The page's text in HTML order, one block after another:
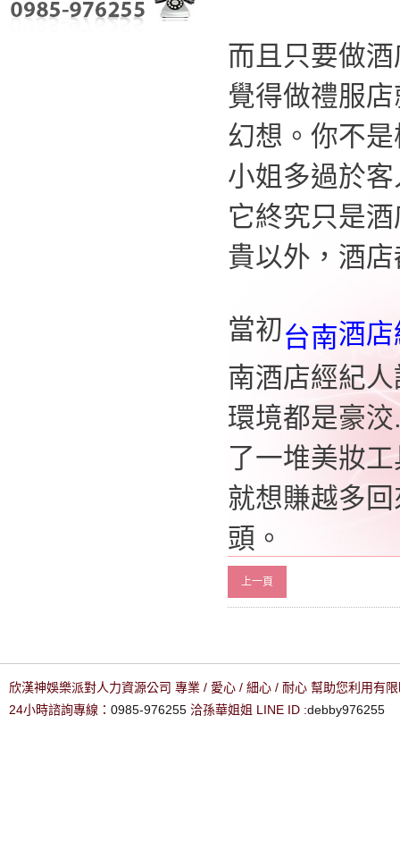
而且只要做
覺得做禮服
幻想。你不
小姐多過於
它終究只是
貴以外，酒
當初台南酒
南酒店經紀人
環境都是豪
了一堆美妝
就想賺越多
頭。
上一頁
欣漢神娛樂派對人力資源公司 專業 / 愛心 / 細心 / 耐心 幫助您利用有
24小時諮詢專線： 0985-976255 洽孫華姐姐 LINE ID :debby976255